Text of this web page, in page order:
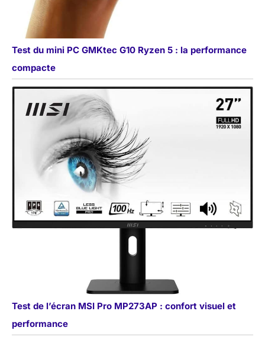
Test du mini PC GMKtec G10 Ryzen 5 : la performance
compacte
Test de l’écran MSI Pro MP273AP : confort visuel et
performance